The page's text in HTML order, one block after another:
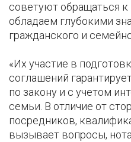
советуют обращаться к
обладаем глубокими
гражданского и
«Их участие в
соглашений
по закону и с учетом
семьи. В отличие от
посредников,
вызывает вопросы,